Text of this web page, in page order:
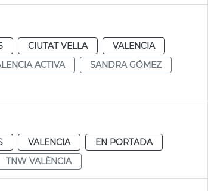
CIUTAT VELLA
VALENCIA
ACTIVA
SANDRA GÓMEZ
VALENCIA
EN PORTADA
TNW VALÈNCIA